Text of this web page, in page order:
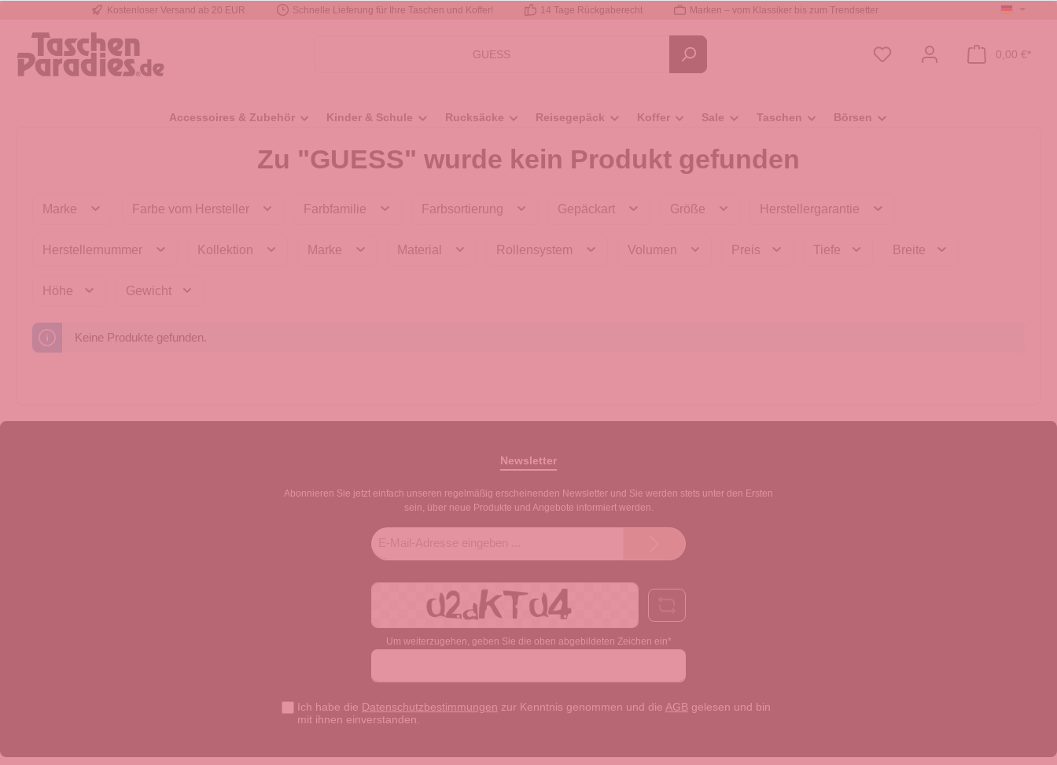
Zur Hauptnavigation springen
Kostenloser Versand ab 20 EUR Schnelle Lieferung für Ihre Taschen und Koffer! 14 Tage Rückgaberecht Marken – vom Klassiker bis zum Trendsetter
0,00 €*
Accessoires & Zubehör Kinder & Schule Rucksäcke Reisegepäck Koffer Sale Taschen Börsen
Zu "GUESS" wurde kein Produkt gefunden
Marke Farbe vom Hersteller Farbfamilie Farbsortierung Gepäckart Größe Herstellergarantie
Herstellernummer Kollektion Marke Material Rollensystem Volumen Preis Tiefe Breite
Höhe Gewicht
Keine Produkte gefunden.
Newsletter
Abonnieren Sie jetzt einfach unseren regelmäßig erscheinenden Newsletter und Sie werden stets unter den Ersten
sein, über neue Produkte und Angebote informiert werden.
Adresse*
Um weiterzugehen, geben Sie die oben abgebildeten Zeichen ein*
Ich habe die Datenschutzbestimmungen zur Kenntnis genommen und die AGB gelesen und bin
mit ihnen einverstanden.